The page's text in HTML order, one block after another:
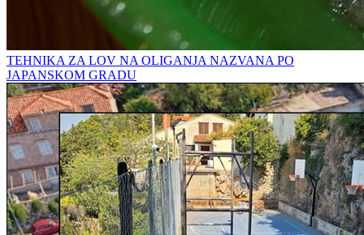
TEHNIKA ZA LOV NA OLIGANJA NAZVANA PO
JAPANSKOM GRADU